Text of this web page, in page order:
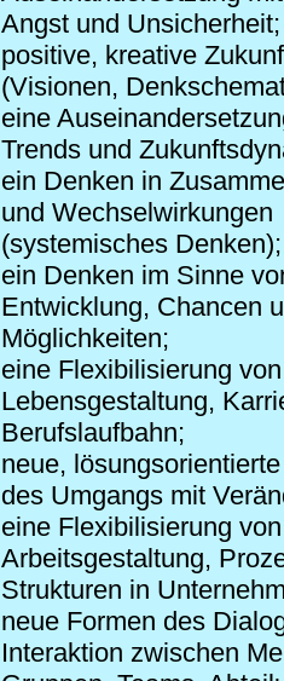
Angst und Unsicherheit;
positive, kreative
(Visionen,
eine
Trends und
ein Denken in
und Wechselwirkungen
(systemisches Denken);
ein Denken im Sinne
Entwicklung, Chancen
Möglichkeiten;
eine Flexibilisierung von
Lebensgestaltung,
Berufslaufbahn;
neue,
des Umgangs mit
eine Flexibilisierung
Arbeitsgestaltung,
Strukturen in
neue Formen des
Interaktion zwischen